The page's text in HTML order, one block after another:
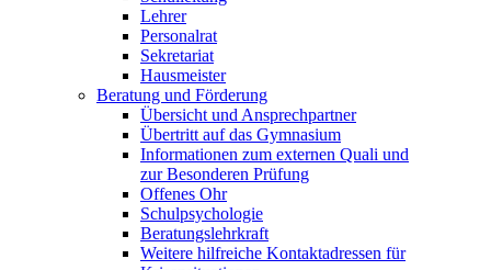
Lehrer
Personalrat
Sekretariat
Hausmeister
Beratung und Förderung
Übersicht und Ansprechpartner
Übertritt auf das Gymnasium
Informationen zum externen Quali und
zur Besonderen Prüfung
Offenes Ohr
Schulpsychologie
Beratungslehrkraft
Weitere hilfreiche Kontaktadressen für